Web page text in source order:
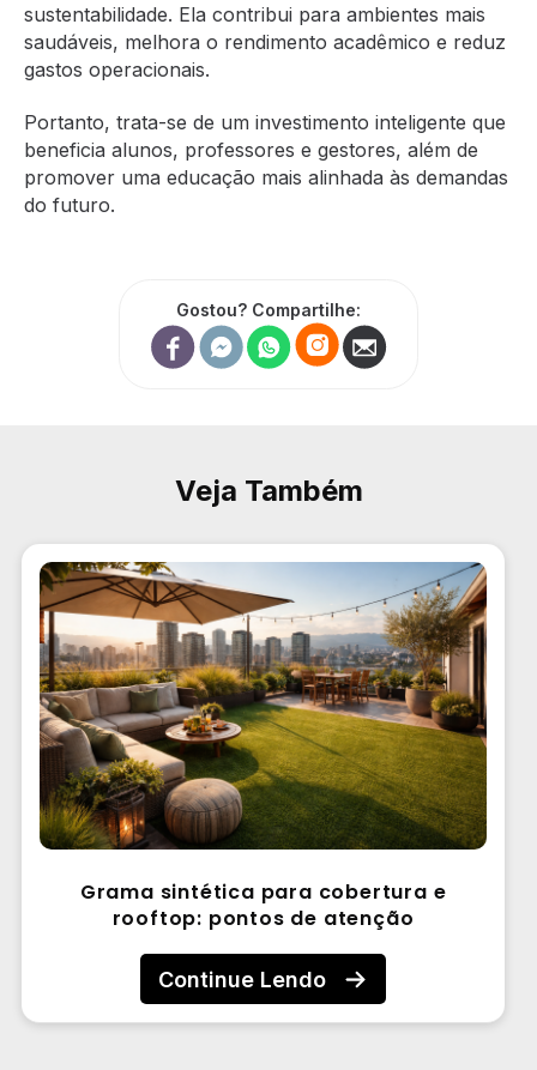
sustentabilidade. Ela contribui para ambientes mais
saudáveis, melhora o rendimento acadêmico e reduz
gastos operacionais.
Portanto, trata-se de um investimento inteligente que
beneficia alunos, professores e gestores, além de
promover uma educação mais alinhada às demandas
do futuro.
Gostou? Compartilhe:
Veja Também
Grama sintética para cobertura e
rooftop: pontos de atenção
Continue Lendo